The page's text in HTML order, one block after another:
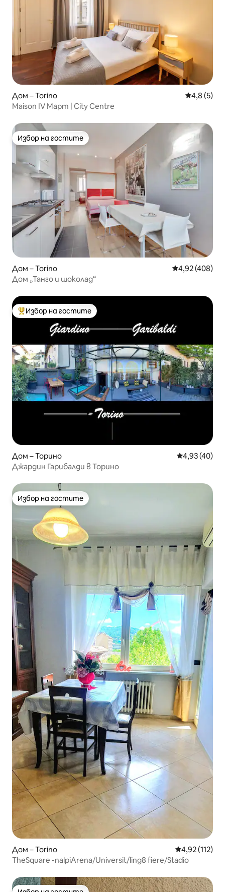
Дом – Torino Средна
4,8 (5)
Maison IV Март | City Centre
Избор на гостите
Избор на гостите
Дом – Torino Средна
4,92 (408)
Дом „Танго и шоколад“
Най-популярен избор на гостите
Избор на гостите
Дом – Торино Средна
4,93 (40)
Джардин Гарибалди в Торино
Избор на гостите
Избор на гостите
Дом – Torino Средна
4,92 (112)
TheSquare -nalpiArena/Universit/ling8 fiere/Stadio